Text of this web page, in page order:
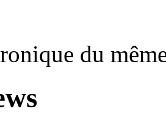
du